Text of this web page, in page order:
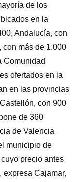
de los
en la
Andalucía, con
con más de 1.000
Comunidad
ofertados en la
en las provincias
con 900
de 360
de Valencia
municipio de
precio antes
expresa Cajamar,